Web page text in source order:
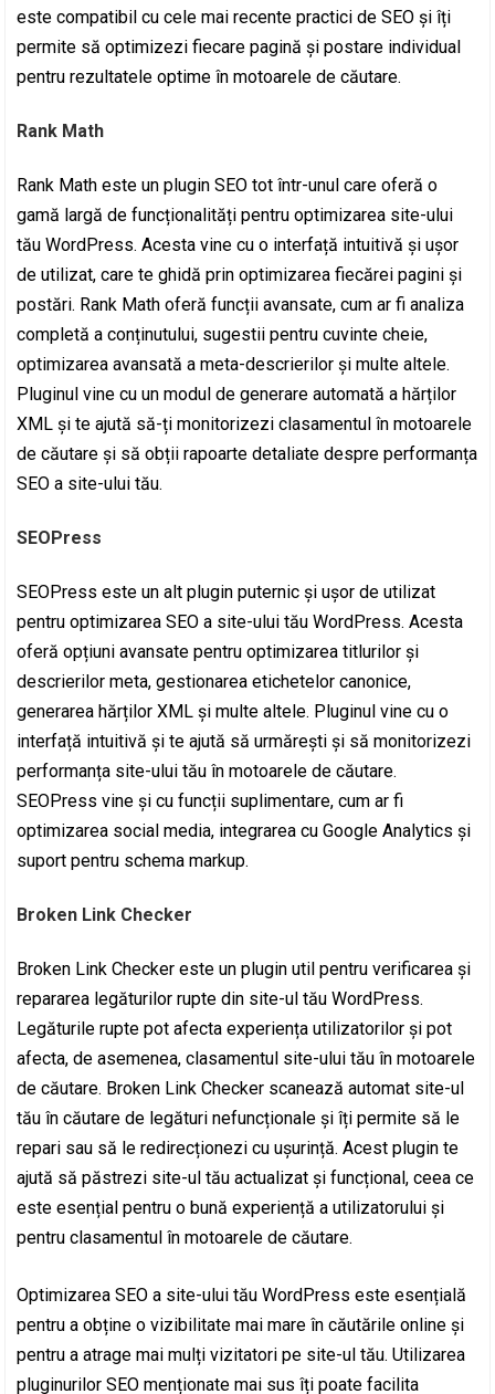
este compatibil cu cele mai recente practici de SEO și îți
permite să optimizezi fiecare pagină și postare individual
pentru rezultatele optime în motoarele de căutare.
Rank Math
Rank Math este un plugin SEO tot într-unul care oferă o
gamă largă de funcționalități pentru optimizarea site-ului
tău WordPress. Acesta vine cu o interfață intuitivă și ușor
de utilizat, care te ghidă prin optimizarea fiecărei pagini și
postări. Rank Math oferă funcții avansate, cum ar fi analiza
completă a conținutului, sugestii pentru cuvinte cheie,
optimizarea avansată a meta-descrierilor și multe altele.
Pluginul vine cu un modul de generare automată a hărților
XML și te ajută să-ți monitorizezi clasamentul în motoarele
de căutare și să obții rapoarte detaliate despre performanța
SEO a site-ului tău.
SEOPress
SEOPress este un alt plugin puternic și ușor de utilizat
pentru optimizarea SEO a site-ului tău WordPress. Acesta
oferă opțiuni avansate pentru optimizarea titlurilor și
descrierilor meta, gestionarea etichetelor canonice,
generarea hărților XML și multe altele. Pluginul vine cu o
interfață intuitivă și te ajută să urmărești și să monitorizezi
performanța site-ului tău în motoarele de căutare.
SEOPress vine și cu funcții suplimentare, cum ar fi
optimizarea social media, integrarea cu Google Analytics și
suport pentru schema markup.
Broken Link Checker
Broken Link Checker este un plugin util pentru verificarea și
repararea legăturilor rupte din site-ul tău WordPress.
Legăturile rupte pot afecta experiența utilizatorilor și pot
afecta, de asemenea, clasamentul site-ului tău în motoarele
de căutare. Broken Link Checker scanează automat site-ul
tău în căutare de legături nefuncționale și îți permite să le
repari sau să le redirecționezi cu ușurință. Acest plugin te
ajută să păstrezi site-ul tău actualizat și funcțional, ceea ce
este esențial pentru o bună experiență a utilizatorului și
pentru clasamentul în motoarele de căutare.
Optimizarea SEO a site-ului tău WordPress este esențială
pentru a obține o vizibilitate mai mare în căutările online și
pentru a atrage mai mulți vizitatori pe site-ul tău. Utilizarea
pluginurilor SEO menționate mai sus îți poate facilita